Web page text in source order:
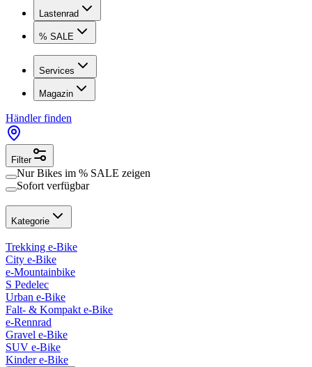
Lastenrad
% SALE
Services
Magazin
Händler finden
Filter
Nur Bikes im % SALE zeigen
Sofort verfügbar
Kategorie
Trekking e-Bike
City e-Bike
e-Mountainbike
S Pedelec
Urban e-Bike
Falt- & Kompakt e-Bike
e-Rennrad
Gravel e-Bike
SUV e-Bike
Kinder e-Bike